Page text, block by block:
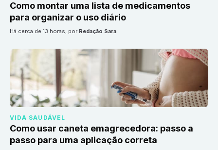
Como montar uma lista de medicamentos
para organizar o uso diário
há cerca de 13 horas, por Redação Sara
VIDA SAUDÁVEL
Como usar caneta emagrecedora: passo a
passo para uma aplicação correta